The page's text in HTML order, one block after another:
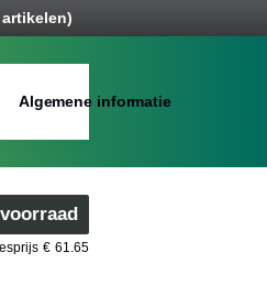
Algemene informatie
€ 61.65